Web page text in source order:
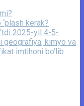
kerak?
2025-yil 4-5-
geografiya, kimyo va
imtihoni bo‘lib